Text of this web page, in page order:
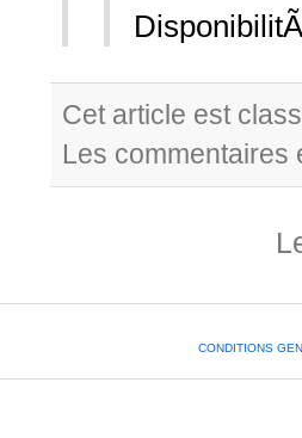
Cet article est
Les commentaires
CONDITIONS